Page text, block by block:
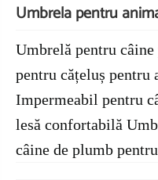
Umbrela pentru
Umbrelă pentru
pentru cățeluș pentru
Impermeabil pentru
lesă confortabilă
câine de plumb